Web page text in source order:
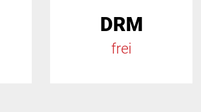
DRM
frei